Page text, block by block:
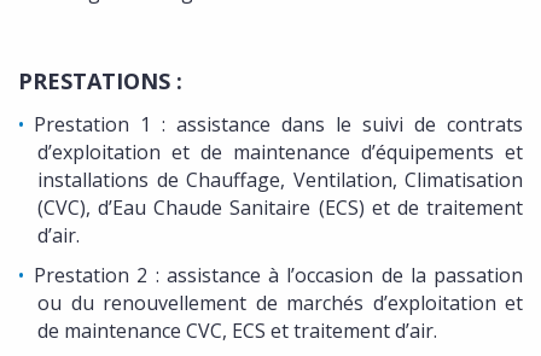
PRESTATIONS :
Prestation 1 : assistance dans le suivi de contrats
d’exploitation et de maintenance d’équipements et
installations de Chauffage, Ventilation, Climatisation
(CVC), d’Eau Chaude Sanitaire (ECS) et de traitement
d’air.
Prestation 2 : assistance à l’occasion de la passation
ou du renouvellement de marchés d’exploitation et
de maintenance CVC, ECS et traitement d’air.